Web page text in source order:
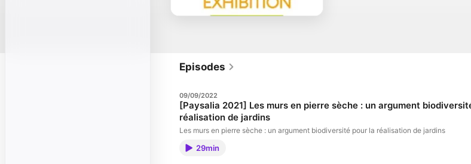
Episodes
09/09/2022
[Paysalia 2021] Les murs en pierre sèche : un argument
réalisation de jardins
Les murs en pierre sèche : un argument biodiversité pour la réalisation de jardins
29min